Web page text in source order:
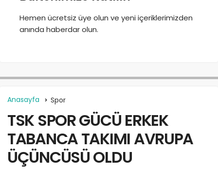
Hemen ücretsiz üye olun ve yeni içeriklerimizden
anında haberdar olun.
Anasayfa Spor
TSK SPOR GÜCÜ ERKEK
TABANCA TAKIMI AVRUPA
ÜÇÜNCÜSÜ OLDU